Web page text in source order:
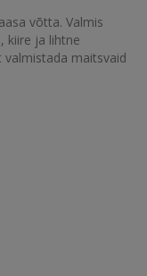
võtta. Valmis
kiire ja lihtne
valmistada maitsvaid